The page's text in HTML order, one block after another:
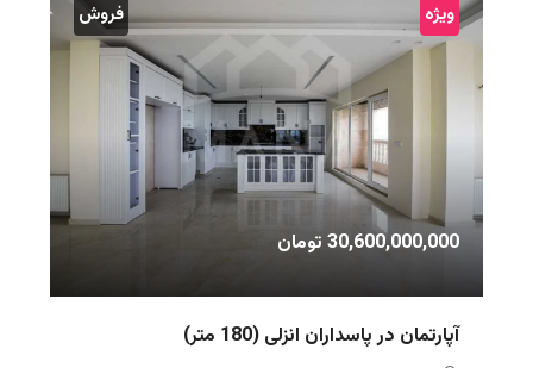
ویژه فروش
30,600,000,000 تومان
آپارتمان در پاسداران انزلی (180 متر)